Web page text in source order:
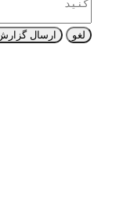
ارسال گزارش